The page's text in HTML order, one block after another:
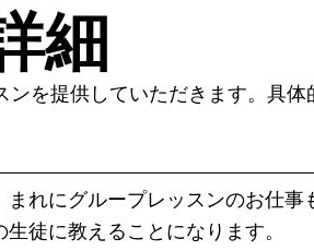
細
を提供していただきます。具
れにグループレッスンのお仕事
徒に教えることになります。